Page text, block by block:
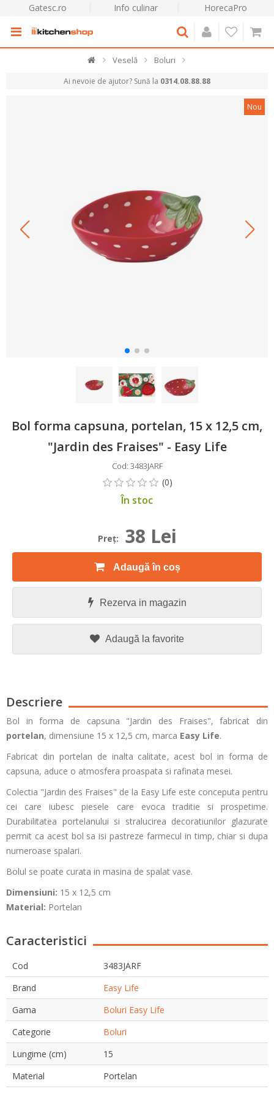
Gatesc.ro Info culinar HorecaPro
Veselă Boluri
Ai nevoie de ajutor? Sună la 0314.08.88.88
Nou
Bol forma capsuna, portelan, 15 x 12,5 cm,
"Jardin des Fraises" - Easy Life
Cod: 3483JARF
În stoc
Preţ: 38 Lei
Adaugă în coș
Rezerva in magazin
Adaugă la favorite
Descriere
Bol in forma de capsuna "Jardin des Fraises", fabricat din
portelan, dimensiune 15 x 12,5 cm, marca Easy Life.
Fabricat din portelan de inalta calitate, acest bol in forma de
capsuna, aduce o atmosfera proaspata si rafinata mesei.
Colectia "Jardin des Fraises" de la Easy Life este conceputa pentru
cei care iubesc piesele care evoca traditie si prospetime.
Durabilitatea portelanului si stralucirea decoratiunilor glazurate
permit ca acest bol sa isi pastreze farmecul in timp, chiar si dupa
numeroase spalari.
Bolul se poate curata in masina de spalat vase.
Dimensiuni: 15 x 12,5 cm
Material: Portelan
Caracteristici
Cod
3483JARF
Brand
Easy Life
Gama
Boluri Easy Life
Categorie
Boluri
Lungime (cm)
15
Material
Portelan